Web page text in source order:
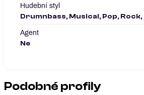
Hudební styl
Drumnbass, Musical, Pop,
Agent
Ne
Podobné profily